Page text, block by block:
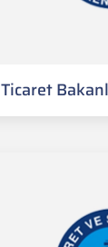
Ticaret